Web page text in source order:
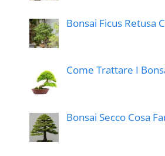
Bonsai Ficus Retusa
Come Trattare I
Bonsai Secco Cosa